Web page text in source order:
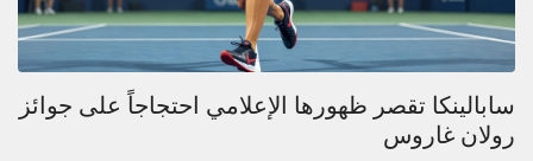
سابالينكا تقصر ظهورها الإعلامي احتجاجاً على جوائز
رولان غاروس